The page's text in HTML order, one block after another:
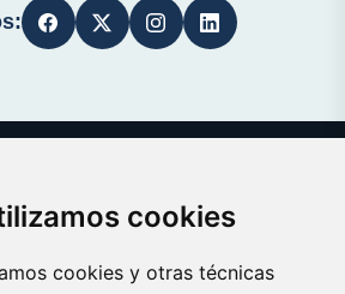
cookies
cookies y otras técnicas